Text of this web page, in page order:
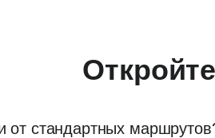
от стандартных